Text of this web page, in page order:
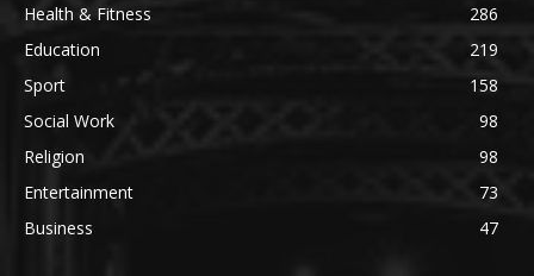
Health & Fitness
286
Education
219
Sport
158
Social Work
98
Religion
98
Entertainment
73
Business
47